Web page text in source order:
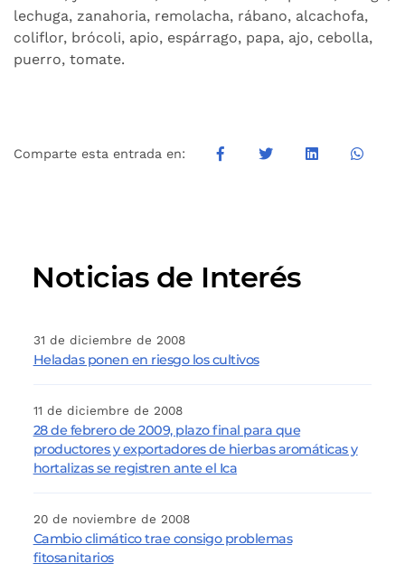
lechuga, zanahoria, remolacha, rábano, alcachofa,
coliflor, brócoli, apio, espárrago, papa, ajo, cebolla,
puerro, tomate.
Comparte esta entrada en:
Noticias de Interés
31 de diciembre de 2008
Heladas ponen en riesgo los cultivos
11 de diciembre de 2008
28 de febrero de 2009, plazo final para que
productores y exportadores de hierbas aromáticas y
hortalizas se registren ante el Ica
20 de noviembre de 2008
Cambio climático trae consigo problemas
fitosanitarios